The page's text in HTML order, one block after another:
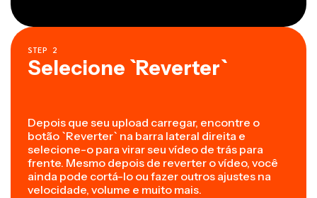
STEP 2
Selecione `Reverter`
Depois que seu upload carregar, encontre o
botão `Reverter` na barra lateral direita e
selecione-o para virar seu vídeo de trás para
frente. Mesmo depois de reverter o vídeo, você
ainda pode cortá-lo ou fazer outros ajustes na
velocidade, volume e muito mais.